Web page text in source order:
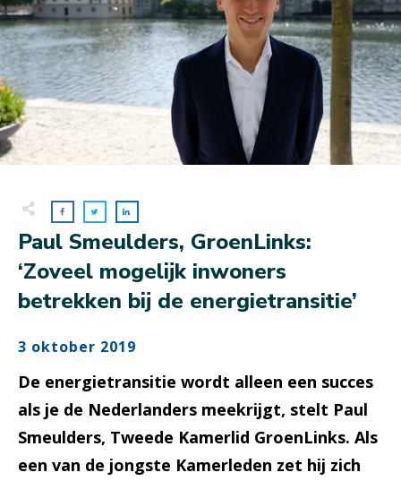
Paul Smeulders, GroenLinks:
‘Zoveel mogelijk inwoners
betrekken bij de energietransitie’
3 oktober 2019
De energietransitie wordt alleen een succes
als je de Nederlanders meekrijgt, stelt Paul
Smeulders, Tweede Kamerlid GroenLinks. Als
een van de jongste Kamerleden zet hij zich